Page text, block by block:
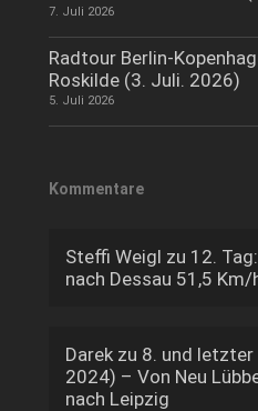
7. Juli 2026
Radtour Berlin-
Roskilde (3. Juli. 2026)
5. Juli 2026
Kommentare
Steffi Weigl zu 12.
nach Dessau 51,5 Km/
Darek zu 8. und letzter
2024) – Von Neu
nach Leipzig